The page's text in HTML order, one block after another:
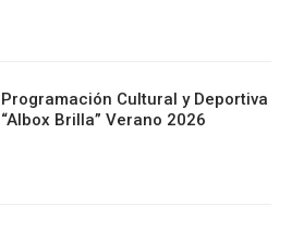
Programación Cultural y Deportiva
“Albox Brilla” Verano 2026